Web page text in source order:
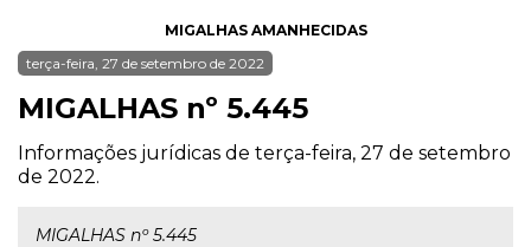
MIGALHAS AMANHECIDAS
terça-feira, 27 de setembro de 2022
MIGALHAS nº 5.445
Informações jurídicas de terça-feira, 27 de setembro
de 2022.
MIGALHAS nº 5.445